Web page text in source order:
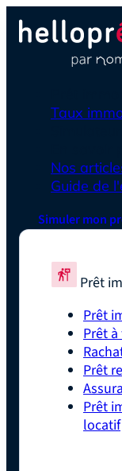
Taux
Nos
Guide de
Simuler mon
Prêt
Prêt
Prêt à
Prêt
Prêt
locatif